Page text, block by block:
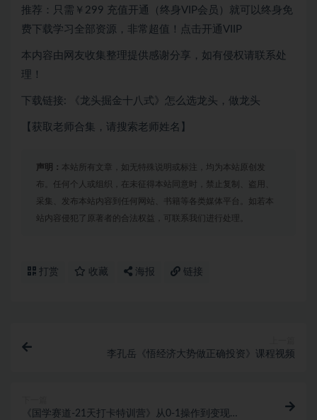
推荐：只需￥299 充值开通（终身VIP会员）就可以终身免
费下载学习全部资源，非常超值！点击开通VIIP
本内容由网友收集整理提供感谢分享，如有侵权请联系处
理！
下载链接: 《龙头掘金十八式》怎么选龙头，做龙头
【获取老师合集，请搜索老师姓名】
声明： 本站所有文章，如无特殊说明或标注，均为本站原创发
布。任何个人或组织，在未征得本站同意时，禁止复制、盗用、
采集、发布本站内容到任何网站、书籍等各类媒体平台。如若本
站内容侵犯了原著者的合法权益，可联系我们进行处理。
打赏 收藏 海报 链接
李孔岳《悟经济大势做正确投资》课程视频
《国学赛道-21天打卡特训营》从0-1操作到变现